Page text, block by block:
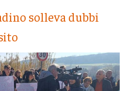
solleva dubbi